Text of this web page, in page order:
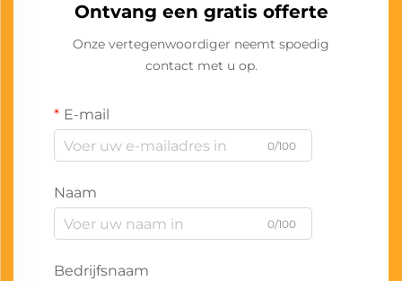
Ontvang een gratis offerte
Onze vertegenwoordiger neemt spoedig
contact met u op.
E-mail
0/100
Naam
0/100
Bedrijfsnaam